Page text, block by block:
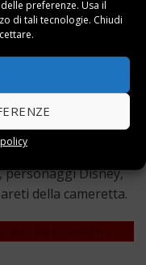
preferenze. Usa il
di tali tecnologie. Chiudi
dei bambini
una luce
o la
il sonno.
Disney,
della cameretta.
.